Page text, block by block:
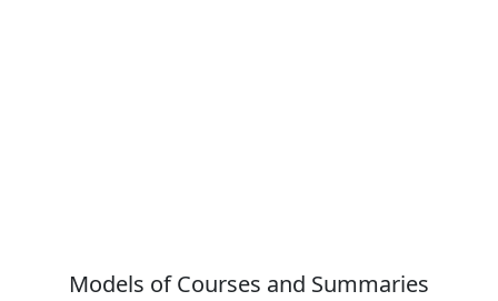
Models of Courses and Summaries